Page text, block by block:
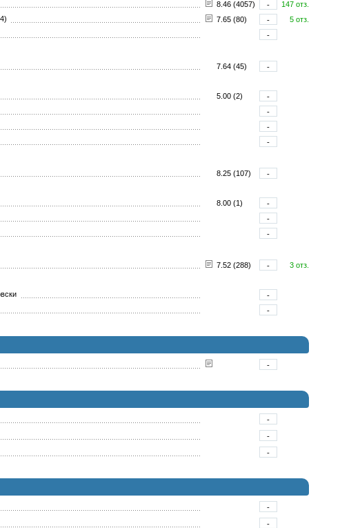
8.46 (4057) -
147 отз.
7.65 (80) -
5 отз.
-
7.64 (45)
-
5.00 (2)
-
-
-
-
8.25 (107)
-
8.00 (1)
-
-
-
7.52 (288) -
3 отз.
-
-
-
-
-
-
-
-